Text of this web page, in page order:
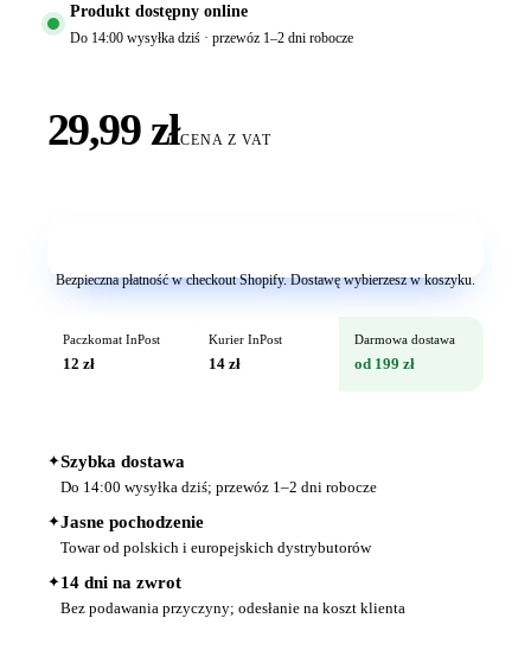
Produkt dostępny online
Do 14:00 wysyłka dziś · przewóz 1–2 dni robocze
29,99 złCENA Z VAT
Bezpieczna płatność w checkout Shopify. Dostawę wybierzesz w koszyku.
Paczkomat InPost
12 zł
Kurier InPost
14 zł
Darmowa dostawa
od 199 zł
✦Szybka dostawa
Do 14:00 wysyłka dziś; przewóz 1–2 dni robocze
✦Jasne pochodzenie
Towar od polskich i europejskich dystrybutorów
✦14 dni na zwrot
Bez podawania przyczyny; odesłanie na koszt klienta